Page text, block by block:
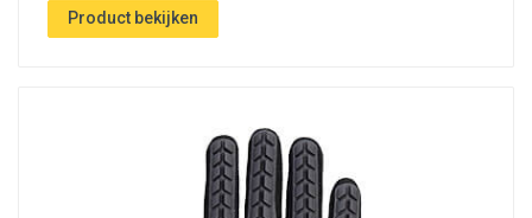
Product bekijken